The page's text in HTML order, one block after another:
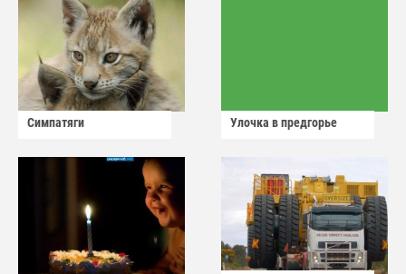
Симпатяги Улочка в предгорье